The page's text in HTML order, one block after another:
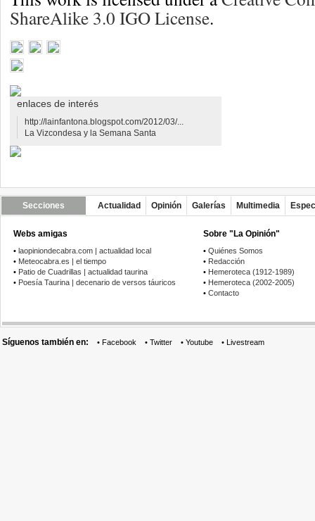
ShareAlike 3.0 IGO License.
enlaces de interés
http://lainfantona.blogspot.com/2012/03/...
La Vizcondesa y la Semana Santa
Secciones Actualidad Opinión Galerías Multimedia
Webs amigas
• laopiniondecabra.com | actualidad local
• Meteocabra.es | el tiempo
• Patio de Cuadrillas | actualidad taurina
• Poesía Taurina | decenario de versos táuricos
Sobre "La Opinión"
• Quiénes Somos
• Redacción
• Hemeroteca (1912-1989)
• Hemeroteca (2002-2005)
• Contacto
Síguenos también en: • Facebook • Twitter • Youtube • Livestream